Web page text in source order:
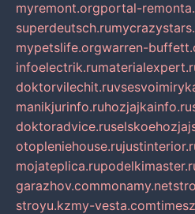
myremont.orgportal-
superdeutsch.ru
mypetslife.orgwarren-
infoelectrik.ru
doktorvilechit.ru
manikjurinfo.ruhozjajkainfo.ru
doktoradvice.ru
otopleniehouse.ru
mojateplica.ru
garazhov.commonamy.net
stroyu.kzmy-vesta.com